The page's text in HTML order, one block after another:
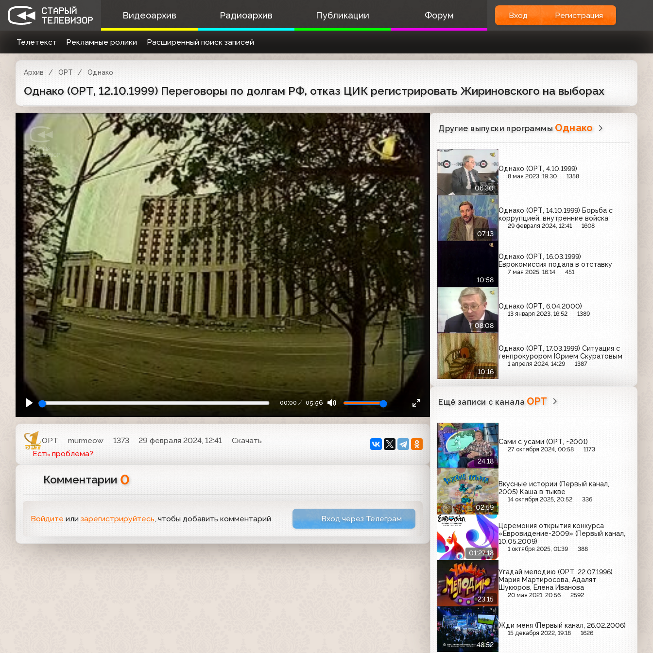
Видеоархив Радиоархив Публикации Форум Вход Регистрация
Телетекст Рекламные ролики Расширенный поиск записей
Архив ОРТ Однако
Однако (ОРТ, 12.10.1999) Переговоры по долгам РФ, отказ ЦИК регистрировать Жириновского на выборах
00:00 05:56
ОРТ murmeow 1373 29 февраля 2024, 12:41
Скачать
Есть проблема?
Комментарии 0
Войдите или зарегистрируйтесь, чтобы добавить комментарий Вход через Телеграм
Другие выпуски программы Однако
06:30
Однако (ОРТ, 4.10.1999)
8 мая 2023, 19:30 1358
07:13
Однако (ОРТ, 14.10.1999) Борьба с
коррупцией, внутренние войска
29 февраля 2024, 12:41 1608
10:58
Однако (ОРТ, 16.03.1999)
Еврокомиссия подала в отставку
7 мая 2025, 16:14 451
08:08
Однако (ОРТ, 6.04.2000)
13 января 2023, 16:52 1389
10:16
Однако (ОРТ, 17.03.1999) Ситуация с
генпрокурором Юрием Скуратовым
1 апреля 2024, 14:29 1387
Ещё записи с канала ОРТ
24:18
Сами с усами (ОРТ, ~2001)
27 октября 2024, 00:58 1173
02:59
Вкусные истории (Первый канал,
2005) Каша в тыкве
14 октября 2025, 20:52 336
01:27:18
Церемония открытия конкурса
«Евровидение-2009» (Первый канал,
10.05.2009)
1 октября 2025, 01:39 388
23:15
Угадай мелодию (ОРТ, 22.07.1996)
Мария Мартиросова, Адалят
Шукюров, Елена Иванова
20 мая 2021, 20:56 2592
48:52
Жди меня (Первый канал, 26.02.2006)
15 декабря 2022, 19:18 1626